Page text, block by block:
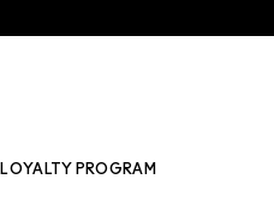
LOYALTY PROGRAM